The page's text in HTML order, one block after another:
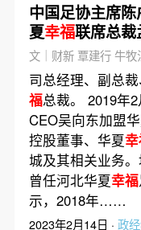
中国足协主席
夏幸福联席总
文｜财新 覃建行 牛牧
司总经理、副总
福总裁。 2019年
CEO吴向东加盟
控股董事、华夏
城及其相关业务
曾任河北华夏幸福
示，2018年……
2023年2月14日 · 政